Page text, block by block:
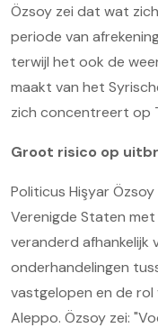
Özsoy zei dat wat
periode van
terwijl het ook de
maakt van het
zich concentreert op
Groot risico op
Politicus Hişyar
Verenigde Staten
veranderd afhankelijk
onderhandelingen
vastgelopen en de rol
Aleppo. Özsoy zei: